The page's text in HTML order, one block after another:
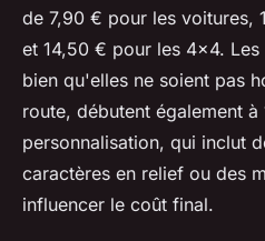
de 7,90 € pour les voitures,
et 14,50 € pour les 4x4.
bien qu'elles ne soient pas
route, débutent également à
personnalisation, qui inclut
caractères en relief ou des
influencer le coût final.